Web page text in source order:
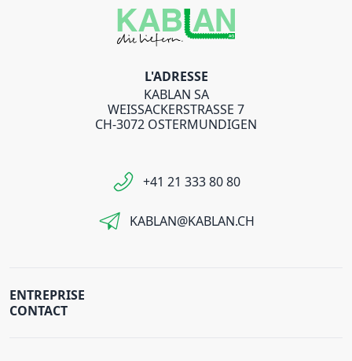
L'ADRESSE
KABLAN SA
WEISSACKERSTRASSE 7
CH-3072 OSTERMUNDIGEN
+41 21 333 80 80
KABLAN@KABLAN.CH
ENTREPRISE
CONTACT